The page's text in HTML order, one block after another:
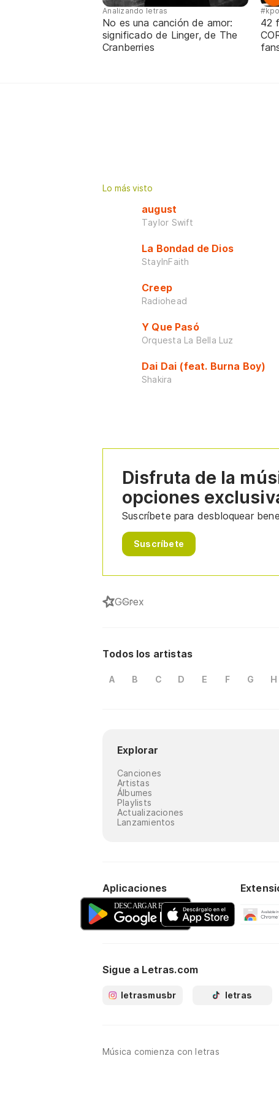
Analizando letras
No es una canción de amor:
significado de Linger, de The
Cranberries
42
Lo más visto
august
Taylor Swift
La Bondad de Dios
StayInFaith
Creep
Radiohead
Y Que Pasó
Orquesta La Bella Luz
Dai Dai (feat. Burna Boy)
Shakira
Disfruta de la
opciones
Suscríbete para desbloquear
Suscríbete
GGrex
Todos los artistas
A B C D E F G H
Explorar
Canciones
Artistas
Álbumes
Playlists
Actualizaciones
Lanzamientos
Aplicaciones
Sigue a Letras.com
letrasmusbr letras
Música comienza con letras